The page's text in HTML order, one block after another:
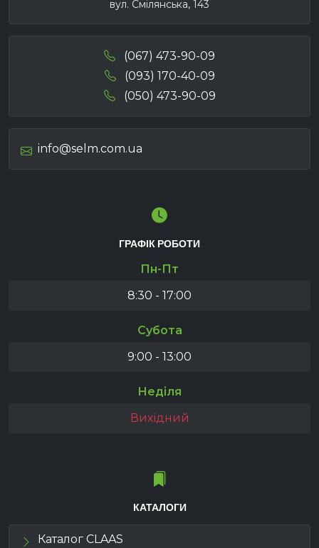
вул. Смілянська, 143
(067) 473-90-09
(093) 170-40-09
(050) 473-90-09
info@selm.com.ua
ГРАФІК РОБОТИ
Пн-Пт
8:30 - 17:00
Субота
9:00 - 13:00
Неділя
Вихідний
КАТАЛОГИ
Каталог CLAAS